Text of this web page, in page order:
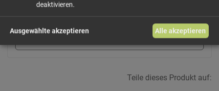
Teile dieses Produkt auf:
deaktivieren.
Ausgewählte akzeptieren Alle akzeptieren